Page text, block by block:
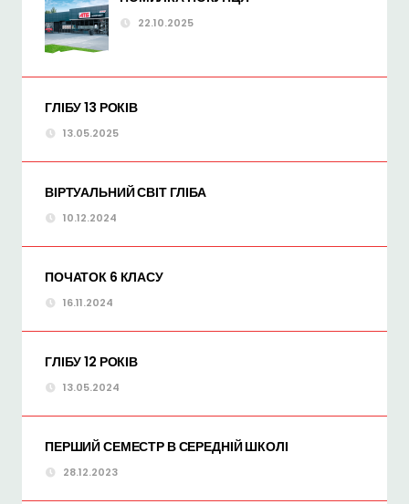
22.10.2025
ГЛІБУ 13 РОКІВ
13.05.2025
ВІРТУАЛЬНИЙ СВІТ ГЛІБА
10.12.2024
ПОЧАТОК 6 КЛАСУ
16.11.2024
ГЛІБУ 12 РОКІВ
13.05.2024
ПЕРШИЙ СЕМЕСТР В СЕРЕДНІЙ ШКОЛІ
28.12.2023